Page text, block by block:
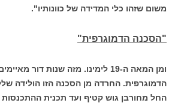
משום שזהו כלי המדידה של כוונותיו".
"הסכנה הדמוגרפית"
ומן המאה ה-19 לימינו. מזה שנות דור
הדמוגרפית. החרדה מן הסכנה הזו הולידה
החל מחורבן גוש קטיף ועד תכנית